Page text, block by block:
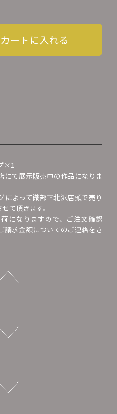
カートに入れる
×1
にて展示販売中の作品になりま
によって織部下北沢店頭で売り
て頂きます。
になりますので、ご注文確認
請求金額についてのご連絡をさ